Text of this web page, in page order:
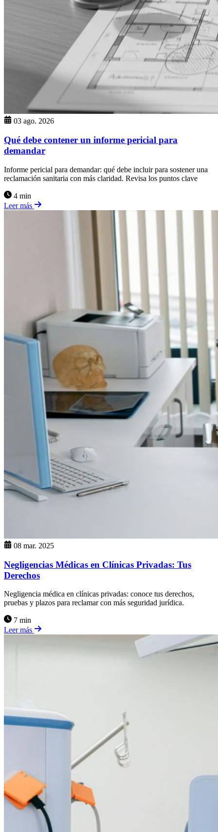
03 ago. 2026
Qué debe contener un informe pericial para
demandar
Informe pericial para demandar: qué debe incluir para sostener una
reclamación sanitaria con más claridad. Revisa los puntos clave
4 min
Leer más
08 mar. 2025
Negligencias Médicas en Clínicas Privadas: Tus
Derechos
Negligencia médica en clínicas privadas: conoce tus derechos,
pruebas y plazos para reclamar con más seguridad jurídica.
7 min
Leer más